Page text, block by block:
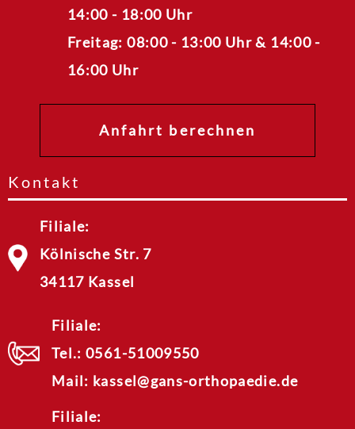
14:00 - 18:00 Uhr
Freitag: 08:00 - 13:00 Uhr & 14:00 -
16:00 Uhr
Anfahrt berechnen
Kontakt
Filiale:
Kölnische Str. 7
34117 Kassel
Filiale:
Tel.:0561-51009550
Mail: kassel@gans-orthopaedie.de
Filiale: